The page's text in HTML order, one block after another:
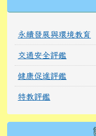
永續發展與環境教育
交通安全評鑑
健康促進評鑑
特教評鑑